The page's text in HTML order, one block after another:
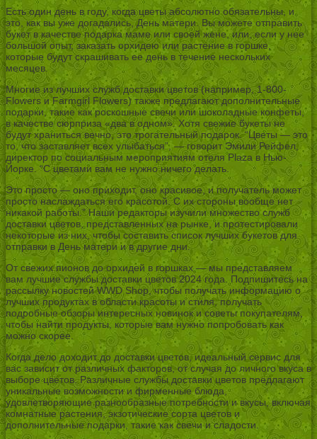
Есть один день в году, когда цветы абсолютно обязательны, и
это, как вы уже догадались, День матери. Вы можете отправить
букет в качестве подарка маме или своей жене, или, если у нее
большой опыт, заказать орхидею или растение в горшке,
которые будут скрашивать ее день в течение нескольких
месяцев.
Многие из лучших служб доставки цветов (например, 1-800-
Flowers и Farmgirl Flowers) также предлагают дополнительные
подарки, такие как роскошные свечи или шоколадные конфеты,
в качестве сюрприза «два в одном». Хотя свежие букеты не
будут храниться вечно, это трогательный подарок. “Цветы — это
то, что заставляет всех улыбаться”, — говорит Эмили Рейфел,
директор по социальным мероприятиям отеля Plaza в Нью-
Йорке. “С цветами вам не нужно ничего делать.
Это просто — оно приходит, оно красивое, и получатель может
просто наслаждаться его красотой. С их стороны вообще нет
никакой работы.” Наши редакторы изучили множество служб
доставки цветов, представленных на рынке, и протестировали
некоторые из них, чтобы составить список лучших букетов для
отправки в День матери и в другие дни.
От свежих пионов до орхидей в горшках — мы представляем
вам лучшие службы доставки цветов 2024 года. Подпишитесь на
рассылку новостей WWD Shop, чтобы получать информацию о
лучших продуктах в области красоты и стиля, получать
подробные обзоры интересных новинок и советы покупателям,
чтобы найти продукты, которые вам нужно попробовать как
можно скорее.
Когда дело доходит до доставки цветов, идеальный сервис для
вас зависит от различных факторов, от случая до личного вкуса в
выборе цветов. Различные службы доставки цветов предлагают
уникальные возможности и фирменные блюда,
удовлетворяющие разнообразные потребности и вкусы, включая
комнатные растения, экзотические сорта цветов и
дополнительные подарки, такие как свечи и сладости.